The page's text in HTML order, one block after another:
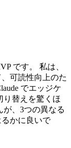
です。 私は、
可読性向上のた
でエッジケ
り替えを驚くほ
が、3つの異なる
かに良いで